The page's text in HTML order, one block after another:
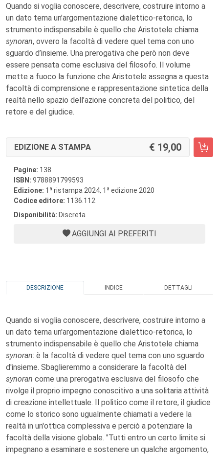
Quando si voglia conoscere, descrivere, costruire intorno a
un dato tema un’argomentazione dialettico-retorica, lo
strumento indispensabile è quello che Aristotele chiama
synoran, ovvero la facoltà di vedere quel tema con uno
sguardo d’insieme. Una prerogativa che però non deve
essere pensata come esclusiva del filosofo. Il volume
mette a fuoco la funzione che Aristotele assegna a questa
facoltà di comprensione e rappresentazione sintetica della
realtà nello spazio dell’azione concreta del politico, del
retore e del giudice.
EDIZIONE A STAMPA 19,00
Pagine: 138
ISBN: 9788891799593
Edizione: 1 a ristampa 2024, 1 a edizione 2020
Codice editore: 1136.112
Disponibilità: Discreta
AGGIUNGI AI PREFERITI
DESCRIZIONE INDICE DETTAGLI
Quando si voglia conoscere, descrivere, costruire intorno a
un dato tema un'argomentazione dialettico-retorica, lo
strumento indispensabile è quello che Aristotele chiama
synoran: è la facoltà di vedere quel tema con uno sguardo
d'insieme. Sbaglieremmo a considerare la facoltà del
synoran come una prerogativa esclusiva del filosofo che
rivolge il proprio impegno conoscitivo a una solitaria attività
di creazione intellettuale. Il politico come il retore, il giudice
come lo storico sono ugualmente chiamati a vedere la
realtà in un'ottica complessiva e perciò a potenziare la
facoltà della visione globale. "Tutti entro un certo limite si
impegnano a esaminare e sostenere un qualche argomento,